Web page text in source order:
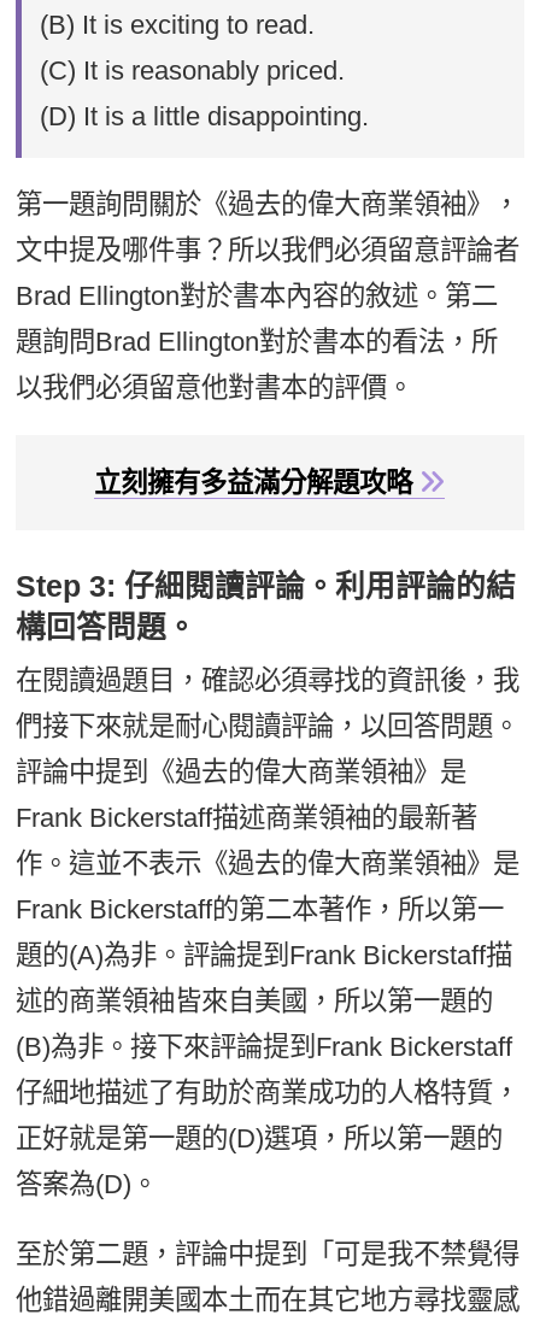
(B) It is exciting to read.
(C) It is reasonably priced.
(D) It is a little disappointing.
第一題詢問關於《過去的偉大商業領袖》，
文中提及哪件事？所以我們必須留意評論者
Brad Ellington對於書本內容的敘述。第二
題詢問Brad Ellington對於書本的看法，所
以我們必須留意他對書本的評價。
立刻擁有多益滿分解題攻略
Step 3: 仔細閱讀評論。利用評論的結
構回答問題。
在閱讀過題目，確認必須尋找的資訊後，我
們接下來就是耐心閱讀評論，以回答問題。
評論中提到《過去的偉大商業領袖》是
Frank Bickerstaff描述商業領袖的最新著
作。這並不表示《過去的偉大商業領袖》是
Frank Bickerstaff的第二本著作，所以第一
題的(A)為非。評論提到Frank Bickerstaff描
述的商業領袖皆來自美國，所以第一題的
(B)為非。接下來評論提到Frank Bickerstaff
仔細地描述了有助於商業成功的人格特質，
正好就是第一題的(D)選項，所以第一題的
答案為(D)。
至於第二題，評論中提到「可是我不禁覺得
他錯過離開美國本土而在其它地方尋找靈感